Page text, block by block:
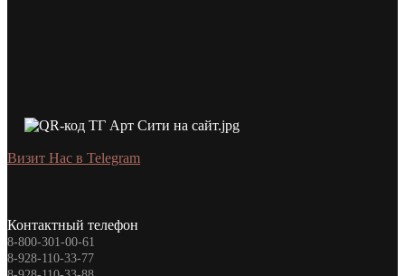
Визит Нас в Telegram
Контактный телефон
8-800-301-00-61
8-928-110-33-77